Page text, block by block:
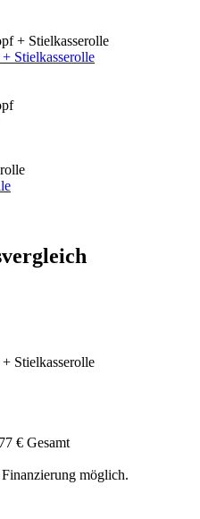
Stielkasserolle
Stielkasserolle
€ Gesamt
möglich.